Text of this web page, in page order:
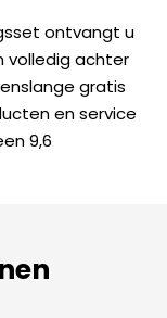
ontvangt u
volledig achter
gratis
en service
9,6